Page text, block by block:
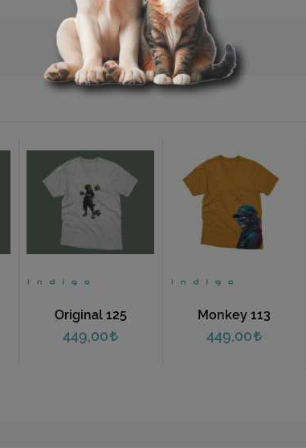
Monkey 113
449,00
Scorpion 200
449,00